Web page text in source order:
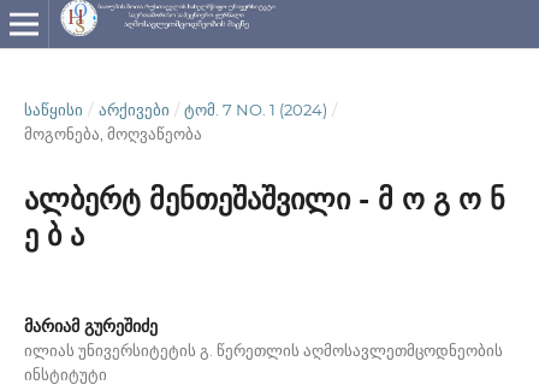
ᲡᲐᲬᲧᲘᲡᲘ / ᲐᲠᲥᲘᲕᲔᲑᲘ / ᲢᲝᲛ. 7 NO. 1 (2024) /
მოგონება, მოღვაწეობა
ალბერტ მენთეშაშვილი - მ ო გ ო ნ
ე ბ ა
მარიამ გურეშიძე
ილიას უნივერსიტეტის გ. წერეთლის აღმოსავლეთმცოდნეობის
ინსტიტუტი